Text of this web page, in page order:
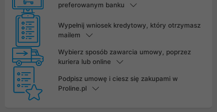
preferowanym banku
Wypełnij wniosek kredytowy, który otrzymasz
mailem
Wybierz sposób zawarcia umowy, poprzez
kuriera lub online
Podpisz umowę i ciesz się zakupami w
Proline.pl